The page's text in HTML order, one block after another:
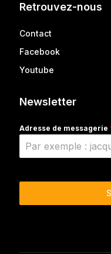
Retrouvez-nous
Contact
Facebook
Youtube
Newsletter
Adresse de messagerie